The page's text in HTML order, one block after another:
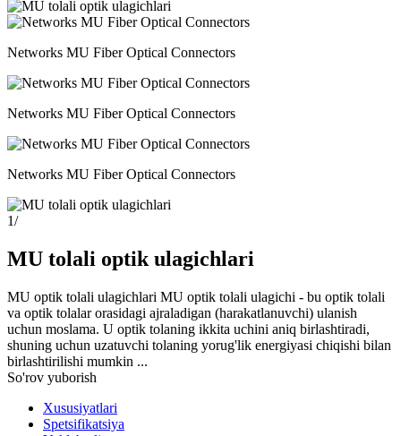
Networks MU Fiber Optical Connectors
Networks MU Fiber Optical Connectors
Networks MU Fiber Optical Connectors
1/
MU tolali optik ulagichlari
MU optik tolali ulagichlari MU optik tolali ulagichi - bu optik tolali
va optik tolalar orasidagi ajraladigan (harakatlanuvchi) ulanish
uchun moslama. U optik tolaning ikkita uchini aniq birlashtiradi,
shuning uchun uzatuvchi tolaning yorug'lik energiyasi chiqishi bilan
birlashtirilishi mumkin ...
So'rov yuborish
Xususiyatlari
Spetsifikatsiya